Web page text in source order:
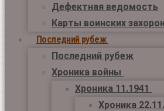
Дефектная ведомость
Карты воинских
Последний рубеж
Последний рубеж
Хроника войны
Хроника 11.1941
Хроника